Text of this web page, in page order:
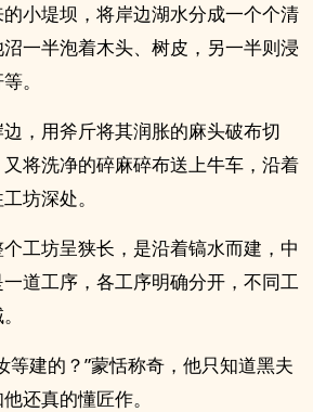
小堤坝，将岸边湖水分成一个个清
一半泡着木头、树皮，另一半则浸
。
，用斧斤将其润胀的麻头破布切
将洗净的碎麻碎布送上牛车，沿着
坊深处。
工坊呈狭长，是沿着镐水而建，中
道工序，各工序明确分开，不同工
等建的？”蒙恬称奇，他只知道黑夫
还真的懂匠作。